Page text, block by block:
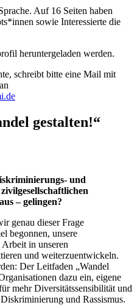
Auf 16 Seiten haben
sowie Interessierte die
heruntergeladen werden.
schreibt bitte eine Mail mit
gestalten!“
und
– gelingen?
genau dieser Frage
begonnen, unsere
in unseren
und weiterzuentwickeln.
Der Leitfaden „Wandel
dazu ein, eigene
mehr Diversitätssensibilität und
und Rassismus.